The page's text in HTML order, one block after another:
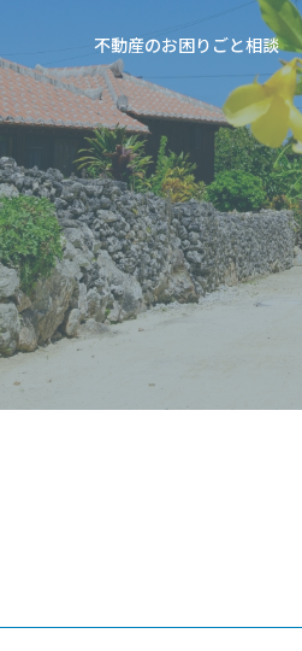
不動産のお困りごと相談